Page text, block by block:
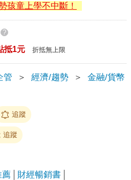
孩童上學不中斷！
?
抵1元 折抵無上限
管 ＞ 經濟/趨勢 ＞ 金融/貨幣
追蹤
追蹤
薦 財經暢銷書